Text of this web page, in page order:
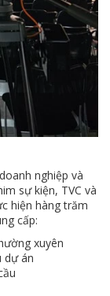
nghiệp và
sự kiện, TVC và
hiện hàng trăm
cấp:
xuyên
dự án